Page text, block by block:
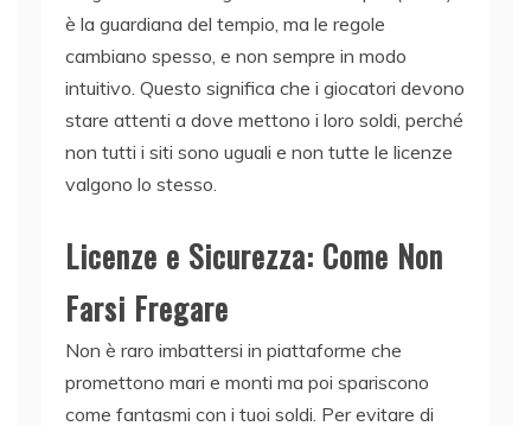
è la guardiana del tempio, ma le regole
cambiano spesso, e non sempre in modo
intuitivo. Questo significa che i giocatori devono
stare attenti a dove mettono i loro soldi, perché
non tutti i siti sono uguali e non tutte le licenze
valgono lo stesso.
Licenze e Sicurezza: Come Non
Farsi Fregare
Non è raro imbattersi in piattaforme che
promettono mari e monti ma poi spariscono
come fantasmi con i tuoi soldi. Per evitare di